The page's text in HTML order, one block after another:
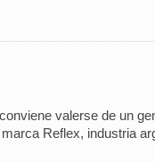
valerse de un
Reflex, industria